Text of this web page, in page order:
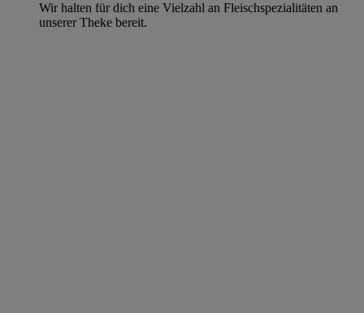
Wir halten für dich eine Vielzahl an Fleischspezialitäten an
unserer Theke bereit.